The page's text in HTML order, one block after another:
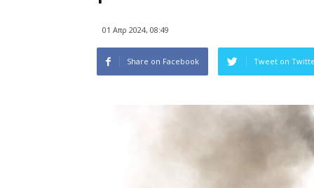
01 Απρ 2024, 08:49
Share on Facebook Tweet on